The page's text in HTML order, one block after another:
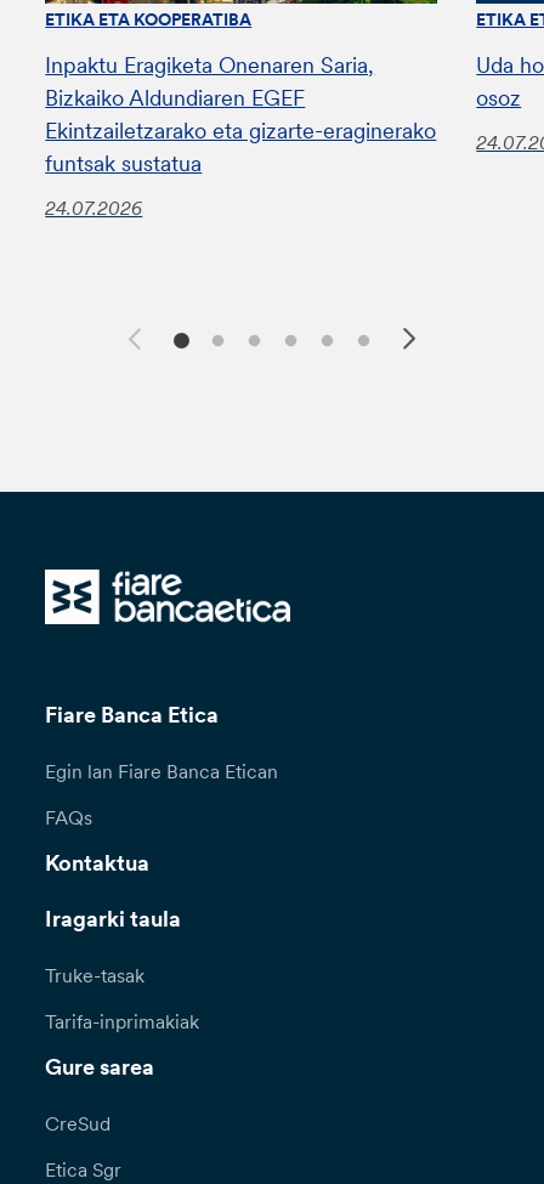
ETIKA ETA KOOPERATIBA
Inpaktu Eragiketa Onenaren Saria,
Bizkaiko Aldundiaren EGEF
Ekintzailetzarako eta gizarte-eraginerako
funtsak sustatua
24.07.2026
ETIKA
Uda
osoz
Fiare Banca Etica
Egin lan Fiare Banca Etican
FAQs
Kontaktua
Iragarki taula
Truke-tasak
Tarifa-inprimakiak
Gure sarea
CreSud
Etica Sgr